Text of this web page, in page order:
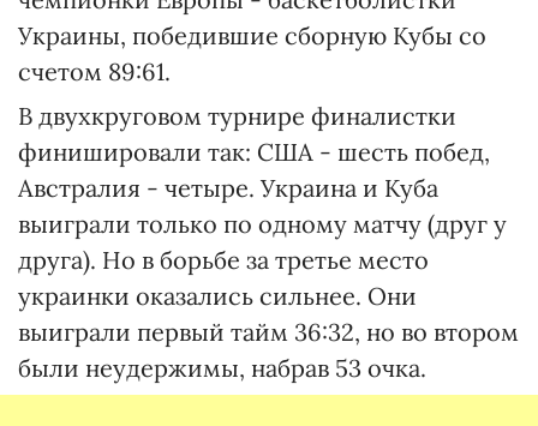
Украины, победившие сборную Кубы со
счетом 89:61.
В двухкруговом турнире финалистки
финишировали так: США - шесть побед,
Австралия - четыре. Украина и Куба
выиграли только по одному матчу (друг у
друга). Но в борьбе за третье место
украинки оказались сильнее. Они
выиграли первый тайм 36:32, но во втором
были неудержимы, набрав 53 очка.